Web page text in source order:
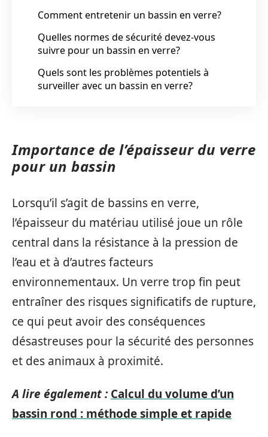
Comment entretenir un bassin en verre?
Quelles normes de sécurité devez-vous
suivre pour un bassin en verre?
Quels sont les problèmes potentiels à
surveiller avec un bassin en verre?
Importance de l’épaisseur du verre
pour un bassin
Lorsqu’il s’agit de bassins en verre,
l’épaisseur du matériau utilisé joue un rôle
central dans la résistance à la pression de
l’eau et à d’autres facteurs
environnementaux. Un verre trop fin peut
entraîner des risques significatifs de rupture,
ce qui peut avoir des conséquences
désastreuses pour la sécurité des personnes
et des animaux à proximité.
A lire également : Calcul du volume d’un
bassin rond : méthode simple et rapide